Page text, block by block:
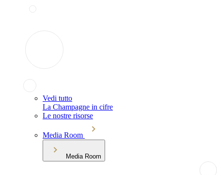
Vedi tutto
La Champagne in cifre
Le nostre risorse
Media Room
Media Room